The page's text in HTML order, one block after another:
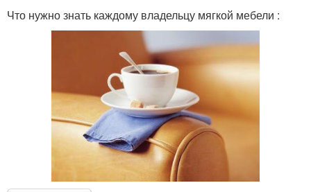
Что нужно знать каждому владельцу мягкой мебели :